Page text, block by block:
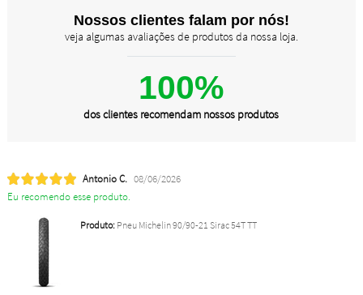
Nossos clientes falam por nós!
veja algumas avaliações de produtos da nossa loja.
100%
dos clientes recomendam nossos produtos
Antonio C. 08/06/2026
Eu recomendo esse produto.
Produto:Pneu Michelin 90/90-21 Sirac 54T TT